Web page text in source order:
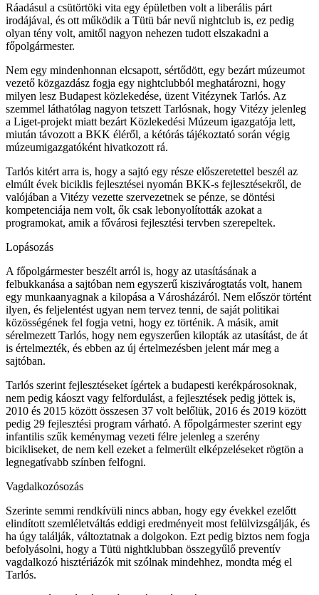
Ráadásul a csütörtöki vita egy épületben volt a liberális párt
irodájával, és ott működik a Tütü bár nevű nightclub is, ez pedig
olyan tény volt, amitől nagyon nehezen tudott elszakadni a
főpolgármester.
Nem egy mindenhonnan elcsapott, sértődött, egy bezárt múzeumot
vezető közgazdász fogja egy nightclubból meghatározni, hogy
milyen lesz Budapest közlekedése, üzent Vitézynek Tarlós. Az
szemmel láthatólag nagyon tetszett Tarlósnak, hogy Vitézy jelenleg
a Liget-projekt miatt bezárt Közlekedési Múzeum igazgatója lett,
miután távozott a BKK éléről, a kétórás tájékoztató során végig
múzeumigazgatóként hivatkozott rá.
Tarlós kitért arra is, hogy a sajtó egy része előszeretettel beszél az
elmúlt évek biciklis fejlesztései nyomán BKK-s fejlesztésekről, de
valójában a Vitézy vezette szervezetnek se pénze, se döntési
kompetenciája nem volt, ők csak lebonyolították azokat a
programokat, amik a fővárosi fejlesztési tervben szerepeltek.
Lopásozás
A főpolgármester beszélt arról is, hogy az utasításának a
felbukkanása a sajtóban nem egyszerű kiszivárogtatás volt, hanem
egy munkaanyagnak a kilopása a Városházáról. Nem először történt
ilyen, és feljelentést ugyan nem tervez tenni, de saját politikai
közösségének fel fogja vetni, hogy ez történik. A másik, amit
sérelmezett Tarlós, hogy nem egyszerűen kilopták az utasítást, de át
is értelmezték, és ebben az új értelmezésben jelent már meg a
sajtóban.
Tarlós szerint fejlesztéseket ígértek a budapesti kerékpárosoknak,
nem pedig káoszt vagy felfordulást, a fejlesztések pedig jöttek is,
2010 és 2015 között összesen 37 volt belőlük, 2016 és 2019 között
pedig 29 fejlesztési program várható. A főpolgármester szerint egy
infantilis szűk keménymag vezeti félre jelenleg a szerény
bicikliseket, de nem kell ezeket a felmerült elképzeléseket rögtön a
legnegatívabb színben felfogni.
Vagdalkozósozás
Szerinte semmi rendkívüli nincs abban, hogy egy évekkel ezelőtt
elindított szemléletváltás eddigi eredményeit most felülvizsgálják, és
ha úgy találják, változtatnak a dolgokon. Ezt pedig biztos nem fogja
befolyásolni, hogy a Tütü nightklubban összegyűlő preventív
vagdalkozó hisztériázók mit szólnak mindehhez, mondta még el
Tarlós.